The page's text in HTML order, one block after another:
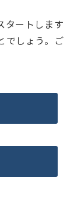
タートします
でしょう。ご